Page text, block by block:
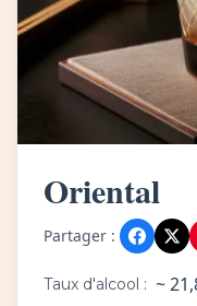
Oriental
Partager :
Taux d'alcool : ~